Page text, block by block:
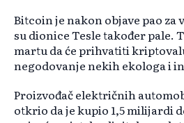
Bitcoin je nakon objave pao za
su dionice Tesle također pale.
martu da će prihvatiti
negodovanje nekih ekologa i
Proizvođač električnih
otkrio da je kupio 1,5 milijardi